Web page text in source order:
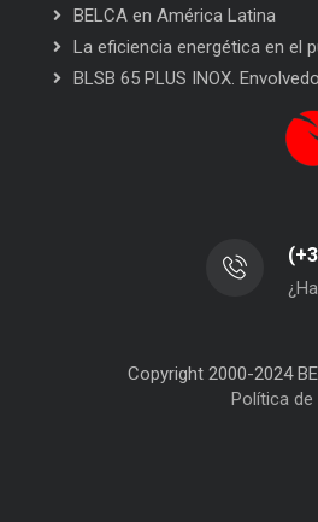
PPWR: Futuro del Envasado
BELCA en América Latina
La eficiencia energética en el
BLSB 65 PLUS INOX.
Copyright 2000-2024
Política de